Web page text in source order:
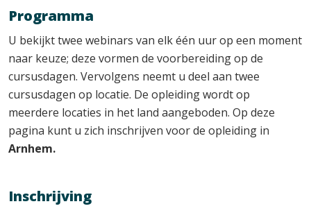
Programma
U bekijkt twee webinars van elk één uur op een moment
naar keuze; deze vormen de voorbereiding op de
cursusdagen. Vervolgens neemt u deel aan twee
cursusdagen op locatie. De opleiding wordt op
meerdere locaties in het land aangeboden. Op deze
pagina kunt u zich inschrijven voor de opleiding in
Arnhem.
Inschrijving